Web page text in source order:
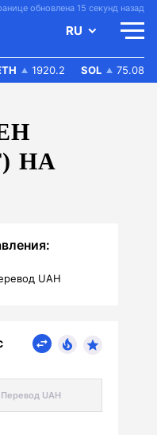
обновлена 15 секунд назад
RU
1920.2 SOL 75.08
НА
UAH